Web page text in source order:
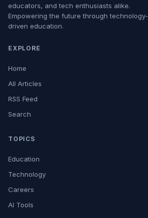
educators, and tech enthusiasts alike.
Empowering the future through technology-
driven education.
EXPLORE
Home
All Articles
RSS Feed
Search
TOPICS
Education
Technology
Careers
AI Tools